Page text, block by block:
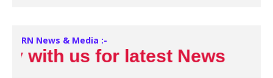
RN News & Media :-
us for latest News